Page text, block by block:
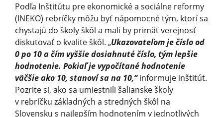
Podľa Inštitútu pre ekonomické a sociálne reformy
(INEKO) rebríčky môžu byť nápomocné tým, ktorí sa
chystajú do školy škôl a mali by primäť verejnosť
diskutovať o kvalite škôl. „Ukazovateľom je číslo od
0 po 10 a čím vyššie dosiahnuté číslo, tým lepšie
hodnotenie. Pokiaľ je vypočítané hodnotenie
väčšie ako 10, stanoví sa na 10,“informuje inštitút.
Pozrite si, ako sa umiestnili šalianske školy
v rebríčku základných a stredných škôl na
Slovensku s najlepším hodnotením v jednotlivých